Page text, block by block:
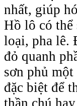
nhất, giúp
Hồ lô có thể
loại, pha lê.
đỏ quanh
sơn phủ
đặc biệt để
thần chú